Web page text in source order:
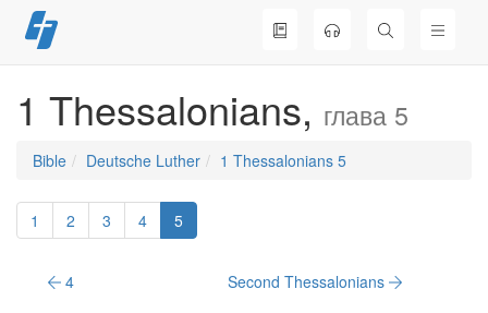
Skip
to
1 Thessalonians, глава 5
Bible Deutsche Luther 1 Thessalonians 5
1 2 3 4 5
4 Second Thessalonians